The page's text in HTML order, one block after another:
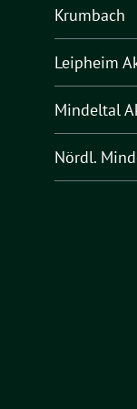
Krumbach
Leipheim
Mindeltal
Nördl.